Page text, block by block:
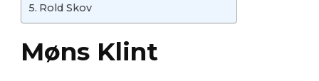
Rold Skov
Møns Klint